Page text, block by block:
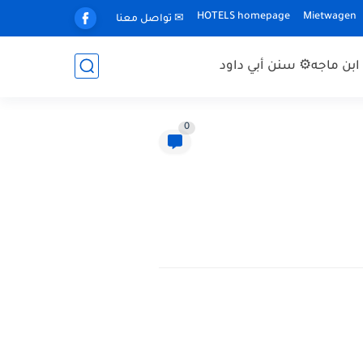
Mietwagen
HOTELS homepage ✉ تواصل معنا
ماجه⚙ سنن أبي داود
0